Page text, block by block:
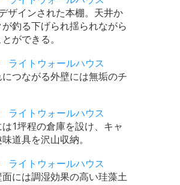
ザインされた本棚。天井か
釣る下げられ揺られながら
ができる。
つながる外壁には無垢のチ
1坪程の倉庫を設け、キャ
道具を沢山収納。
面には調湿効果の高い珪藻土